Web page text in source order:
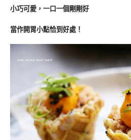
小巧可愛，一口一個剛剛好
當作開胃小點恰到好處！